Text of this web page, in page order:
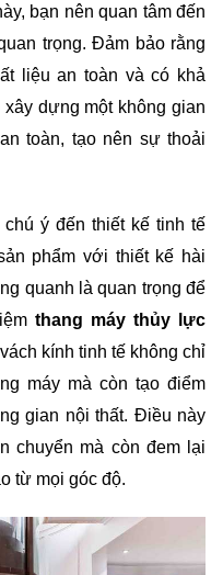
bạn nên quan tâm đến
trọng. Đảm bảo rằng
liệu an toàn và có khả
dựng một không gian
toàn, tạo nên sự thoải
ý đến thiết kế tinh tế
phẩm với thiết kế hài
quanh là quan trọng để
thang máy thủy lực
kính tinh tế không chỉ
máy mà còn tạo điểm
gian nội thất. Điều này
chuyển mà còn đem lại
từ mọi góc độ.